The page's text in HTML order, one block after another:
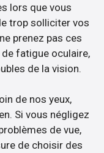
lors que vous
trop solliciter vos
prenez pas ces
fatigue oculaire,
de la vision.
de nos yeux,
Si vous négligez
de vue,
de choisir des